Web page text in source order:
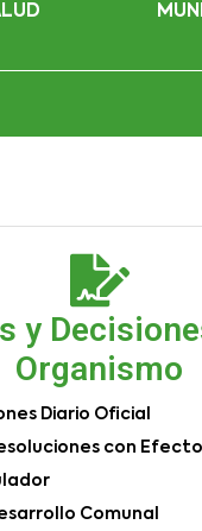
y
Organismo
Diario Oficial
con
Comunal